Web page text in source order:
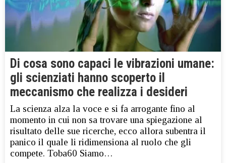
Di cosa sono capaci le vibrazioni umane:
gli scienziati hanno scoperto il
meccanismo che realizza i desideri
La scienza alza la voce e si fa arrogante fino al
momento in cui non sa trovare una spiegazione al
risultato delle sue ricerche, ecco allora subentra il
panico il quale li ridimensiona al ruolo che gli
compete. Toba60 Siamo…